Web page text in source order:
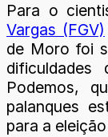
Para o
Vargas (FGV)
de Moro foi
dificuldades
Podemos,
palanques
para a